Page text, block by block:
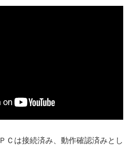
は接続済み、動作確認済みとし